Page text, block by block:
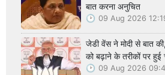
बात करना अनुचित
09 Aug 2026
जेडी वेंस ने मोदी से बात
को बढ़ाने के तरीकों पर हुई
09 Aug 2026